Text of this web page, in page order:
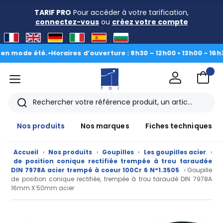
TARIF PRO Pour accéder à votre tarification,
connectez-vousou créez votre compte
été.• Horaires d’ouverture : 8h30 – 12h00 • 13h00 - 16h30|
menu
Rechercher
Nos produits
Nos marques Fiches techniques
Accueil › Nos produits › Goupilles › Les goupilles acier
›
de position conique rectifiée trempée à trou taraudée
DIN 7978A acier trempé à coeur 100Cr 6 N°1.3505
› Goupille
de position conique rectifiée, trempée à trou taraudé DIN 7978A
16mm X 50mm acier